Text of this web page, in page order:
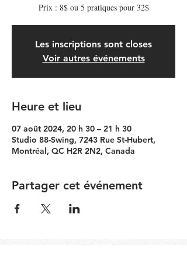
Prix : 8$ ou 5 pratiques pour 32$
Les inscriptions sont closes
Voir autres événements
Heure et lieu
07 août 2024, 20 h 30 – 21 h 30
Studio 88-Swing, 7243 Rue St-Hubert,
Montréal, QC H2R 2N2, Canada
Partager cet événement